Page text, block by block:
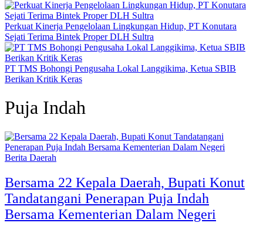
Perkuat Kinerja Pengelolaan Lingkungan Hidup, PT Konutara
Sejati Terima Bintek Proper DLH Sultra
PT TMS Bohongi Pengusaha Lokal Langgikima, Ketua SBIB
Berikan Kritik Keras
Puja Indah
Berita Daerah
Bersama 22 Kepala Daerah, Bupati Konut
Tandatangani Penerapan Puja Indah
Bersama Kementerian Dalam Negeri